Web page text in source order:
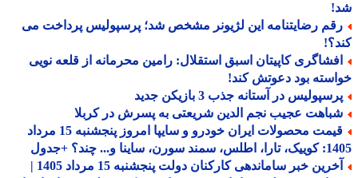
رضایتنامه این لژیونر مشخص شد؛ پرسپولیس پرداخت می
کاپیتان اسبق استقلال: رامین محرمانه از قلعه نویی
بود دعوتش کند!
در آستانه جذب 3 بازیکن جدید
عجیب نجم الدین شریعتی به پسرش در کربلا
قیمت محصولات ایران خودرو و سایپا امروز پنجشنبه 15 مرداد
ساینا و... چند؟ +جدول
آخرین خبر ساماندهی کارکنان دولت پنجشنبه 15 مرداد 1405 |